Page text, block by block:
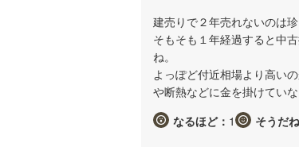
建売りで２年売れないのは珍
そもそも１年経過すると中
ね。
よっぽど付近相場より高い
や断熱などに金を掛けてい
なるほど： 1 そうだ